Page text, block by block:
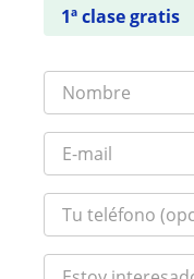
1ª clase gratis